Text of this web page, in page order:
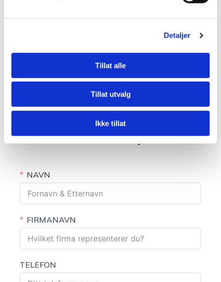
Detaljer
Tillat alle
Tillat utvalg
Ikke tillat
Kontakt oss - Prisforespørsel
NAVN
FIRMANAVN
TELEFON